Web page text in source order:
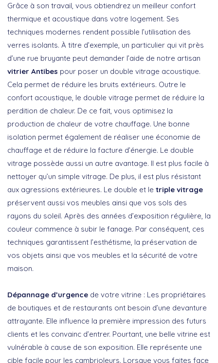
Grâce à son travail, vous obtiendrez un meilleur confort
thermique et acoustique dans votre logement. Ses
techniques modernes rendent possible l’utilisation des
verres isolants. À titre d’exemple, un particulier qui vit près
d’une rue bruyante peut demander l’aide de notre artisan
vitrier Antibes pour poser un double vitrage acoustique.
Cela permet de réduire les bruits extérieurs. Outre le
confort acoustique, le double vitrage permet de réduire la
perdition de chaleur. De ce fait, vous optimisez la
production de chaleur de votre chauffage. Une bonne
isolation permet également de réaliser une économie de
chauffage et de réduire la facture d’énergie. Le double
vitrage possède aussi un autre avantage. Il est plus facile à
nettoyer qu’un simple vitrage. De plus, il est plus résistant
aux agressions extérieures. Le double et le triple vitrage
préservent aussi vos meubles ainsi que vos sols des
rayons du soleil. Après des années d’exposition régulière, la
couleur commence à subir le fanage. Par conséquent, ces
techniques garantissent l’esthétisme, la préservation de
vos objets ainsi que vos meubles et la sécurité de votre
maison.
Dépannage d’urgence de votre vitrine : Les propriétaires
de boutiques et de restaurants ont besoin d’une devanture
attrayante. Elle influence la première impression des futurs
clients et les convainc d’entrer. Pourtant, une belle vitrine est
vulnérable à cause de son exposition. Elle représente une
cible facile pour les cambrioleurs. Lorsque vous faites face